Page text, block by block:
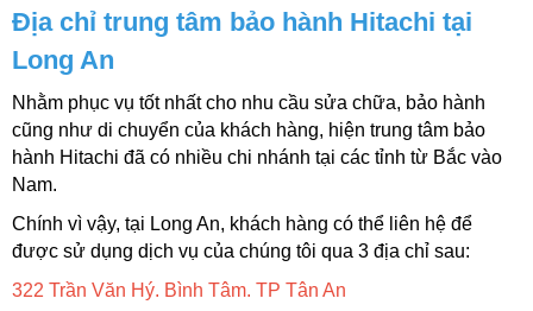
Địa chỉ trung tâm bảo hành Hitachi tại
Long An
Nhằm phục vụ tốt nhất cho nhu cầu sửa chữa, bảo hành
cũng như di chuyển của khách hàng, hiện trung tâm bảo
hành Hitachi đã có nhiều chi nhánh tại các tỉnh từ Bắc vào
Nam.
Chính vì vậy, tại Long An, khách hàng có thể liên hệ để
được sử dụng dịch vụ của chúng tôi qua 3 địa chỉ sau:
322 Trần Văn Hý. Bình Tâm. TP Tân An